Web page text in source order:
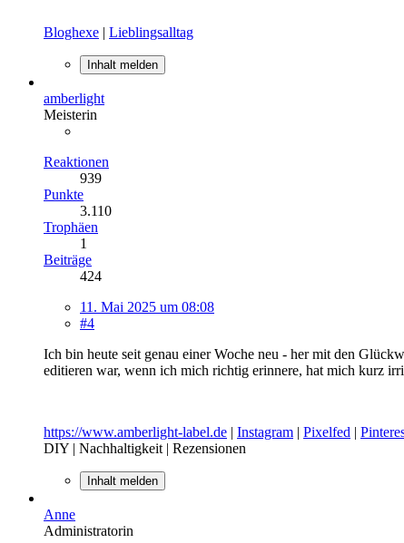
Bloghexe | Lieblingsalltag
Inhalt melden
amberlight
Meisterin
Reaktionen
939
Punkte
3.110
Trophäen
1
Beiträge
424
11. Mai 2025 um 08:08
#4
Ich bin heute seit genau einer Woche neu - her mit den
editieren war, wenn ich mich richtig erinnere, hat mich kurz
https://www.amberlight-label.de | Instagram | Pixelfed |
DIY | Nachhaltigkeit | Rezensionen
Inhalt melden
Anne
Administratorin